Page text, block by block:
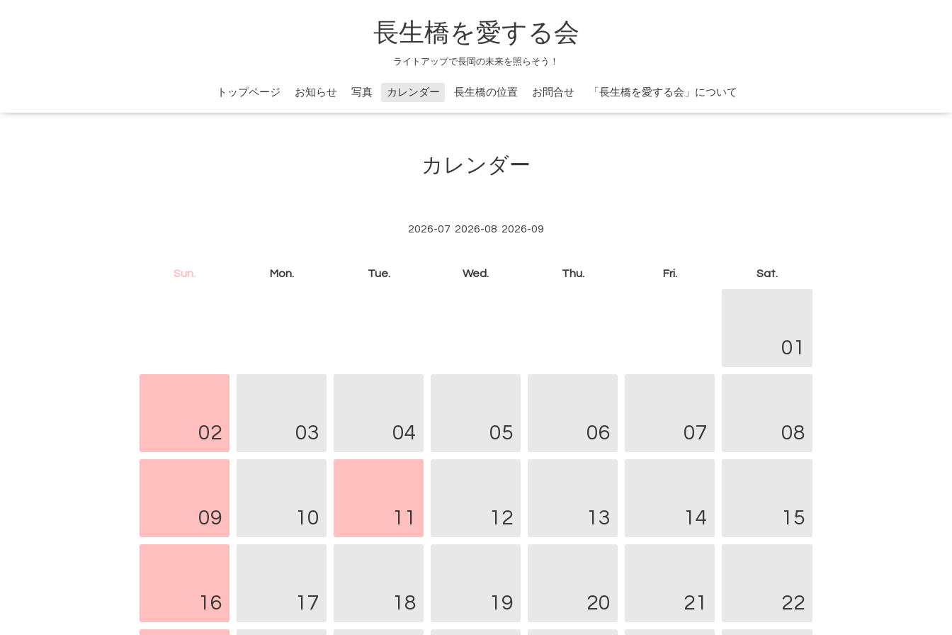
長生橋を愛する会
ライトアップで長岡の未来を照らそう！
トップページ お知らせ 写真 カレンダー 長生橋の位置 お問合せ 「長生橋を愛する会」について
カレンダー
2026-07 2026-08 2026-09
Sun. Mon. Tue. Wed. Thu. Fri. Sat.
01
02 03 04 05 06 07 08
09 10 11 12 13 14 15
16 17 18 19 20 21 22